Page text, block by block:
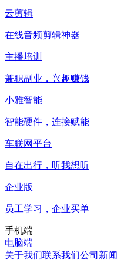
云剪辑
在线音频剪辑神器
主播培训
兼职副业，兴趣赚钱
小雅智能
智能硬件，连接赋能
车联网平台
自在出行，听我想听
企业版
员工学习，企业买单
手机端
电脑端
关于我们联系我们公司新闻